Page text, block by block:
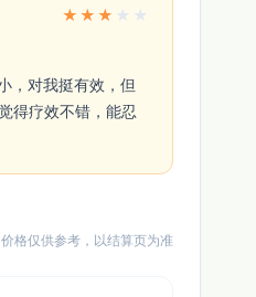
★ ★ ★ ★ ★
得疗效不错，能忍
价格仅供参考，以结算页为准